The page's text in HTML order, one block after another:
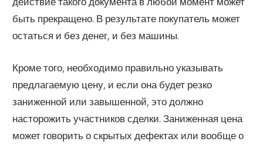
быть прекращено. В результате покупатель может
остаться и без денег, и без машины.
Кроме того, необходимо правильно указывать
предлагаемую цену, и если она будет резко
заниженной или завышенной, это должно
насторожить участников сделки. Заниженная цена
может говорить о скрытых дефектах или вообще о